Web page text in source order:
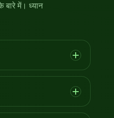
बारे में। ध्यान